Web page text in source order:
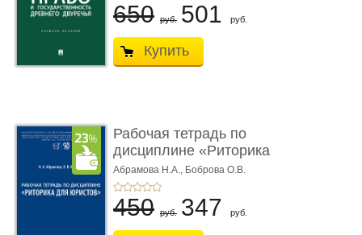
650 руб. 501 руб.
Купить
Рабочая тетрадь по
дисциплине «Риторика
для ю� ...
Абрамова Н.А., Боброва О.В.
450 руб. 347 руб.